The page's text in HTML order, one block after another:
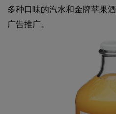
多种口味的汽水和金牌苹果
广告推广。